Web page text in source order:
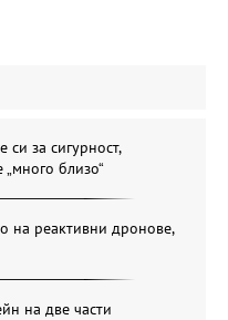
за сигурност,
близо“
на реактивни дронове,
на две части